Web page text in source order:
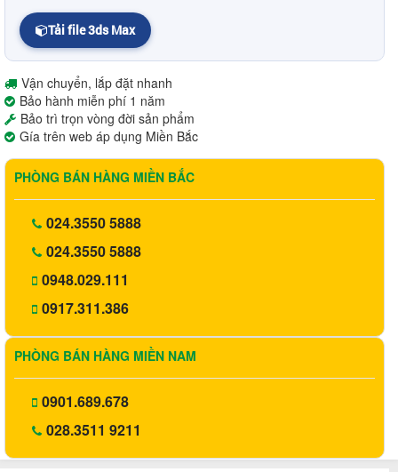
Tải file 3ds Max
Vận chuyển, lắp đặt nhanh
Bảo hành miễn phí 1 năm
Bảo trì trọn vòng đời sản phẩm
Gía trên web áp dụng Miền Bắc
PHÒNG BÁN HÀNG MIỀN BẮC
024.3550 5888
024.3550 5888
0948.029.111
0917.311.386
PHÒNG BÁN HÀNG MIỀN NAM
0901.689.678
028.3511 9211